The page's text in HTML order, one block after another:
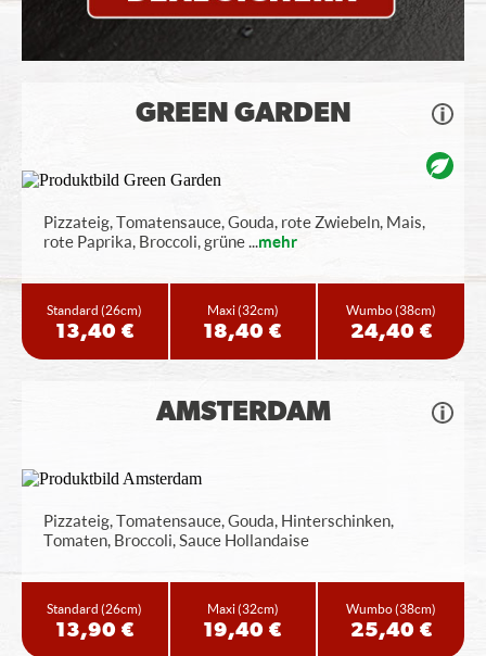
GREEN GARDEN
Pizzateig, Tomatensauce, Gouda, rote Zwiebeln, Mais,
rote Paprika, Broccoli, grüne...mehr
Standard(26cm)
13,40 €
Maxi(32cm)
18,40 €
Wumbo(38cm)
24,40 €
AMSTERDAM
Pizzateig, Tomatensauce, Gouda, Hinterschinken,
Tomaten, Broccoli, Sauce Hollandaise
Standard(26cm)
13,90 €
Maxi(32cm)
19,40 €
Wumbo(38cm)
25,40 €